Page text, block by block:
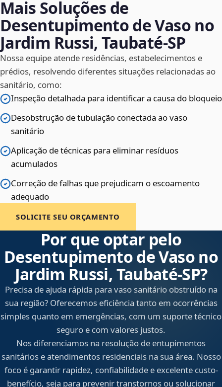
Mais Soluções de
Desentupimento de Vaso no
Jardim Russi, Taubaté‑SP
Nossa equipe atende residências, estabelecimentos e
prédios, resolvendo diferentes situações relacionadas ao
sanitário, como:
Inspeção detalhada para identificar a causa do bloqueio
Desobstrução de tubulação conectada ao vaso
sanitário
Aplicação de técnicas para eliminar resíduos
acumulados
Correção de falhas que prejudicam o escoamento
adequado
SOLICITE SEU ORÇAMENTO
Por que optar pelo
Desentupimento de Vaso no
Jardim Russi, Taubaté‑SP?
Precisa de ajuda rápida para vaso sanitário obstruído na
sua região? Oferecemos eficiência tanto em ocorrências
simples quanto em emergências, com um suporte técnico
seguro e com valores justos.
Nos diferenciamos na resolução de entupimentos
sanitários e atendimentos residenciais na sua área. Nosso
foco é garantir rapidez, confiabilidade e excelente custo-
benefício, seja para prevenir transtornos ou solucionar